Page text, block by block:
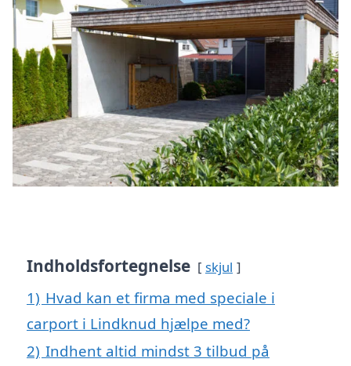
Indholdsfortegnelse skjul
1) Hvad kan et firma med speciale i
carport i Lindknud hjælpe med?
2) Indhent altid mindst 3 tilbud på